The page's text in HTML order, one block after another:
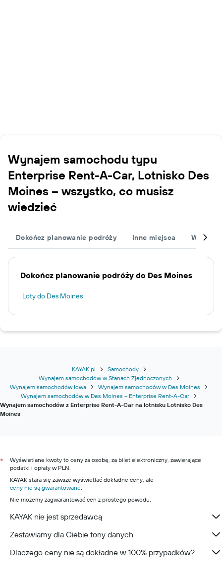
Wynajem samochodu typu
Enterprise Rent-A-Car, Lotnisko Des
Moines – wszystko, co musisz
wiedzieć
Dokończ planowanie podróży Inne miejsca
Dokończ planowanie podróży do Des Moines
Loty do Des Moines
KAYAK.pl
Samochody
Wynajem samochodów w Stanach Zjednoczonych
Wynajem samochodów Iowa
Wynajem samochodów w Des Moines
Wynajem samochodów w Des Moines – Enterprise Rent-A-Car
Wynajem samochodów z Enterprise Rent-A-Car na lotnisku Lotnisko Des
Moines
*
Wyświetlane kwoty to ceny za osobę, za bilet elektroniczny, zawierające
podatki i opłaty w PLN.
KAYAK stara się zawsze wyświetlać dokładne ceny, ale
ceny nie są gwarantowane.
Nie możemy zagwarantować cen z prostego powodu:
KAYAK nie jest sprzedawcą
Zestawiamy dla Ciebie tony danych
Dlaczego ceny nie są dokładne w 100% przypadków?